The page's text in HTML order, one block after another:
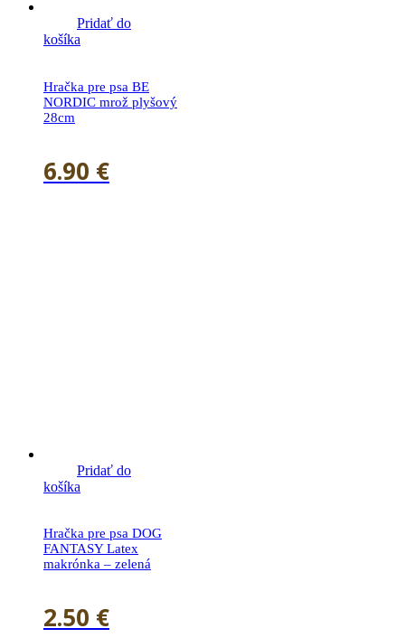
Pridať do
košíka
Hračka pre psa BE
NORDIC mrož plyšový
28cm
6.90 €
Pridať do
košíka
Hračka pre psa DOG
FANTASY Latex
makrónka – zelená
2.50 €